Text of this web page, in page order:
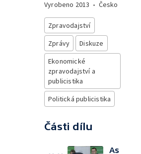
Vyrobeno 2013 • Česko
Zpravodajství
Zprávy
Diskuze
Ekonomické
zpravodajství a
publicistika
Politická publicistika
Části dílu
As